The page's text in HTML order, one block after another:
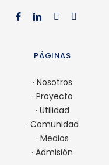
PÁGINAS
· Nosotros
· Proyecto
· Utilidad
· Comunidad
· Medios
·Admisión